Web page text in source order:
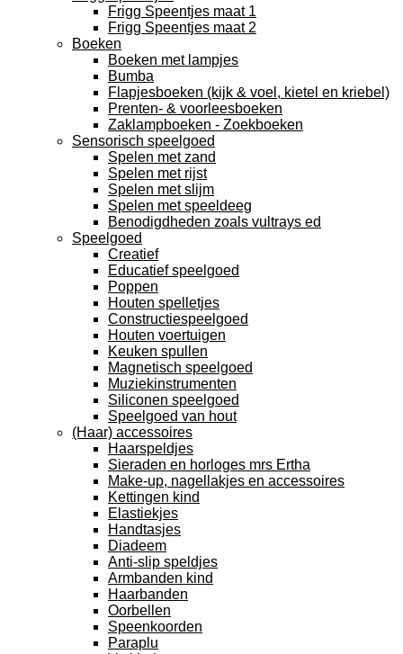
Frigg Speentjes maat 1
Frigg Speentjes maat 2
Boeken
Boeken met lampjes
Bumba
Flapjesboeken (kijk & voel, kietel en kriebel)
Prenten- & voorleesboeken
Zaklampboeken - Zoekboeken
Sensorisch speelgoed
Spelen met zand
Spelen met rijst
Spelen met slijm
Spelen met speeldeeg
Benodigdheden zoals vultrays ed
Speelgoed
Creatief
Educatief speelgoed
Poppen
Houten spelletjes
Constructiespeelgoed
Houten voertuigen
Keuken spullen
Magnetisch speelgoed
Muziekinstrumenten
Siliconen speelgoed
Speelgoed van hout
(Haar) accessoires
Haarspeldjes
Sieraden en horloges mrs Ertha
Make-up, nagellakjes en accessoires
Kettingen kind
Elastiekjes
Handtasjes
Diadeem
Anti-slip speldjes
Armbanden kind
Haarbanden
Oorbellen
Speenkoorden
Paraplu